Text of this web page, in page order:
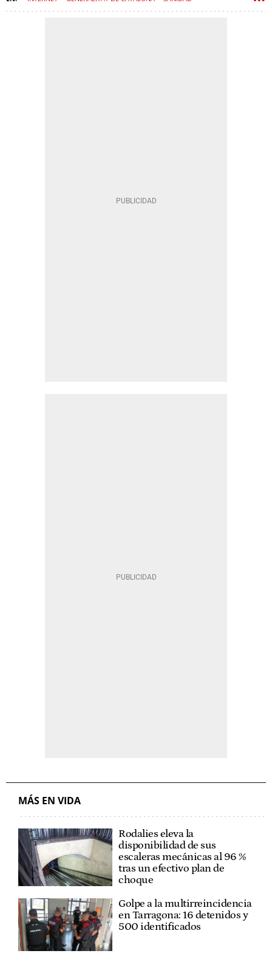
MÁS EN VIDA
Rodalies eleva la
disponibilidad de sus
escaleras mecánicas al 96 %
tras un efectivo plan de
choque
Golpe a la multirreincidencia
en Tarragona: 16 detenidos y
500 identificados